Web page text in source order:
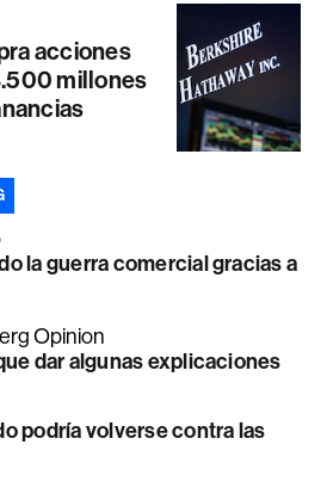
acciones
millones
la guerra comercial gracias a
Opinion
dar algunas explicaciones
podría volverse contra las